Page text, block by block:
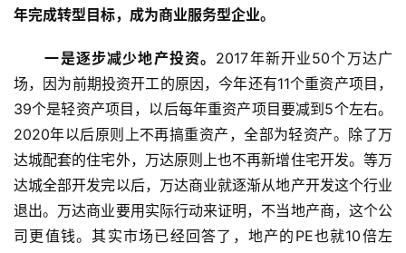
年完成转型目标，成为商业服务型企业。
一是逐步减少地产投资。 2017年新开业50个万达广
场，因为前期投资开工的原因，今年还有11个重资产项目，
39个是轻资产项目，以后每年重资产项目要减到5个左右。
2020年以后原则上不再搞重资产，全部为轻资产。除了万
达城配套的住宅外，万达原则上也不再新增住宅开发。等万
达城全部开发完以后，万达商业就逐渐从地产开发这个行业
退出。万达商业要用实际行动来证明，不当地产商，这个公
司更值钱。其实市场已经回答了，地产的PE也就10倍左